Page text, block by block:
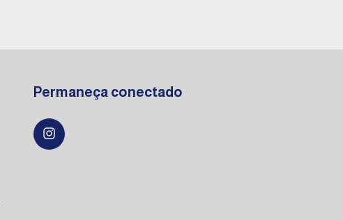
Permaneça conectado